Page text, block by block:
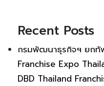
Recent Posts
กรมพัฒนาธุรกิจฯ ยกทั
Franchise Expo
DBD Thailand